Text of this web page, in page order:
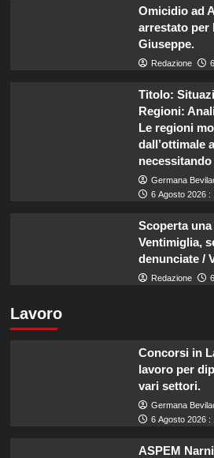
Omicidio ad
arrestato per
Giuseppe.
Redazione
Titolo:
Regioni:
Le regioni
dall’ottimale
Germana
6 Agosto 2026 :
Scoperta
Ventimiglia,
denunciate /
Redazione
Lavoro
Concorsi in
lavoro per
vari settori.
Germana
6 Agosto 2026 :
ASPEM